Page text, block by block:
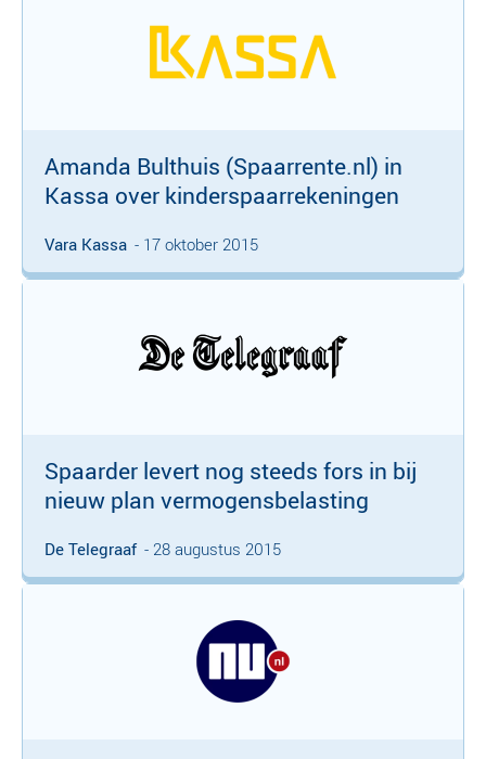
Amanda Bulthuis (Spaarrente.nl) in
Kassa over kinderspaarrekeningen
Vara Kassa - 17 oktober 2015
Spaarder levert nog steeds fors in bij
nieuw plan vermogensbelasting
De Telegraaf - 28 augustus 2015